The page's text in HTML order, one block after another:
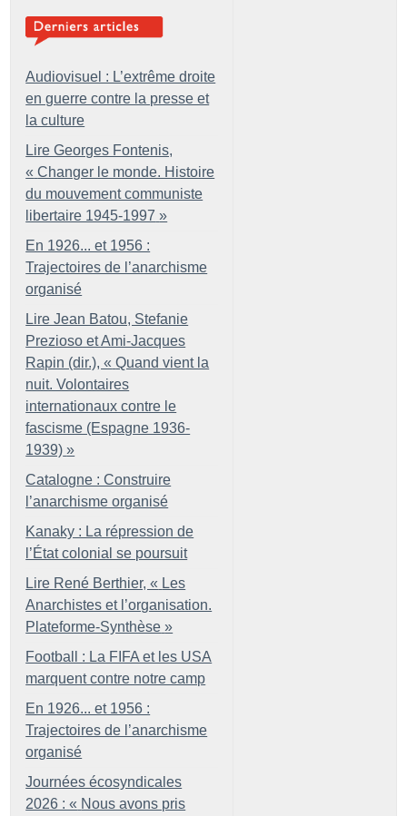
Audiovisuel : L’extrême droite
en guerre contre la presse et
la culture
Lire Georges Fontenis,
« Changer le monde. Histoire
du mouvement communiste
libertaire 1945-1997 »
En 1926... et 1956 :
Trajectoires de l’anarchisme
organisé
Lire Jean Batou, Stefanie
Prezioso et Ami-Jacques
Rapin (dir.), « Quand vient la
nuit. Volontaires
internationaux contre le
fascisme (Espagne 1936-
1939) »
Catalogne : Construire
l’anarchisme organisé
Kanaky : La répression de
l’État colonial se poursuit
Lire René Berthier, « Les
Anarchistes et l’organisation.
Plateforme-Synthèse »
Football : La FIFA et les USA
marquent contre notre camp
En 1926... et 1956 :
Trajectoires de l’anarchisme
organisé
Journées écosyndicales
2026 : « Nous avons pris